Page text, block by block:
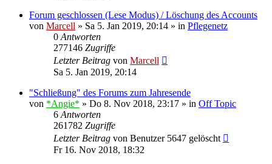
Forum geschlossen (Lese Modus) / Löschung des Accounts
von Marcell » Sa 5. Jan 2019, 20:14 » in Pflegenetz
0 Antworten
277146 Zugriffe
Letzter Beitrag von Marcell
Sa 5. Jan 2019, 20:14
"Schließung" des Forums zum Jahresende
von *Angie* » Do 8. Nov 2018, 23:17 » in Off Topic
6 Antworten
261782 Zugriffe
Letzter Beitrag von Benutzer 5647 gelöscht
Fr 16. Nov 2018, 18:32